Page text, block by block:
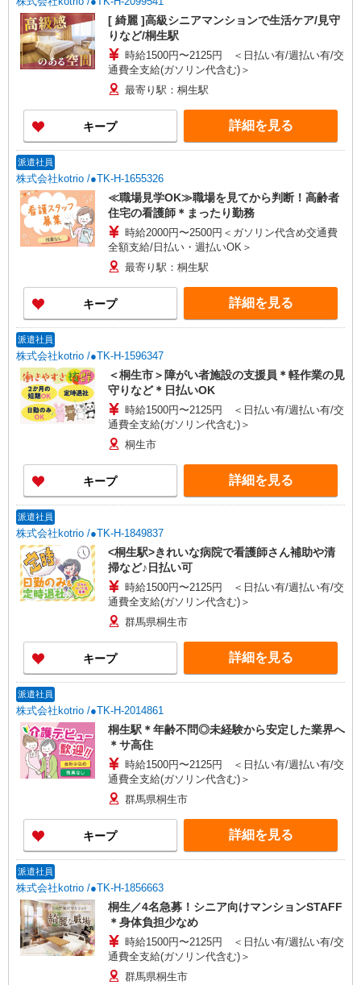
[ 綺麗 ]高級シニアマンションで生活ケア/見守
りなど/桐生駅
時給1500円〜2125円 ＜日払い有/週払い有/交
通費全支給(ガソリン代含む)＞
最寄り駅：桐生駅
キープ 詳細を見る
派遣社員
株式会社kotrio /●TK-H-1655326
≪職場見学OK≫職場を見てから判断！高齢者
住宅の看護師＊まったり勤務
時給2000円〜2500円＜ガソリン代含め交通費
全額支給/日払い・週払いOK＞
最寄り駅：桐生駅
キープ 詳細を見る
派遣社員
株式会社kotrio /●TK-H-1596347
＜桐生市＞障がい者施設の支援員＊軽作業の見
守りなど＊日払いOK
時給1500円〜2125円 ＜日払い有/週払い有/交
通費全支給(ガソリン代含む)＞
桐生市
キープ 詳細を見る
派遣社員
株式会社kotrio /●TK-H-1849837
<桐生駅>きれいな病院で看護師さん補助や清
掃など♪日払い可
時給1500円〜2125円 ＜日払い有/週払い有/交
通費全支給(ガソリン代含む)＞
群馬県桐生市
キープ 詳細を見る
派遣社員
株式会社kotrio /●TK-H-2014861
桐生駅＊年齢不問◎未経験から安定した業界へ
＊サ高住
時給1500円〜2125円 ＜日払い有/週払い有/交
通費全支給(ガソリン代含む)＞
群馬県桐生市
キープ 詳細を見る
派遣社員
株式会社kotrio /●TK-H-1856663
桐生／4名急募！シニア向けマンションSTAFF
＊身体負担少なめ
時給1500円〜2125円 ＜日払い有/週払い有/交
通費全支給(ガソリン代含む)＞
群馬県桐生市